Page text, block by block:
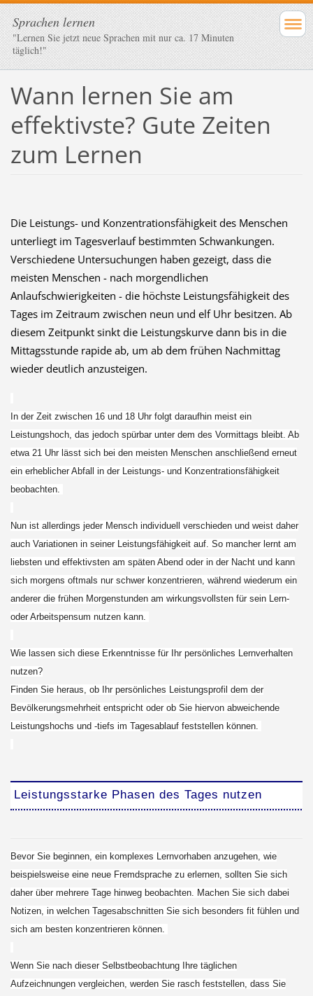
Sprachen lernen
"Lernen Sie jetzt neue Sprachen mit nur ca. 17 Minuten
täglich!"
Wann lernen Sie am
effektivste? Gute Zeiten
zum Lernen
Die Leistungs- und Konzentrationsfähigkeit des Menschen
unterliegt im Tagesverlauf bestimmten Schwankungen.
Verschiedene Untersuchungen haben gezeigt, dass die
meisten Menschen - nach morgendlichen
Anlaufschwierigkeiten - die höchste Leistungsfähigkeit des
Tages im Zeitraum zwischen neun und elf Uhr besitzen. Ab
diesem Zeitpunkt sinkt die Leistungskurve dann bis in die
Mittagsstunde rapide ab, um ab dem frühen Nachmittag
wieder deutlich anzusteigen.
In der Zeit zwischen 16 und 18 Uhr folgt daraufhin meist ein
Leistungshoch, das jedoch spürbar unter dem des Vormittags bleibt. Ab
etwa 21 Uhr lässt sich bei den meisten Menschen anschließend erneut
ein erheblicher Abfall in der Leistungs- und Konzentrationsfähigkeit
beobachten.
Nun ist allerdings jeder Mensch individuell verschieden und weist daher
auch Variationen in seiner Leistungsfähigkeit auf. So mancher lernt am
liebsten und effektivsten am späten Abend oder in der Nacht und kann
sich morgens oftmals nur schwer konzentrieren, während wiederum ein
anderer die frühen Morgenstunden am wirkungsvollsten für sein Lern-
oder Arbeitspensum nutzen kann.
Wie lassen sich diese Erkenntnisse für Ihr persönliches Lernverhalten
nutzen?
Finden Sie heraus, ob Ihr persönliches Leistungsprofil dem der
Bevölkerungsmehrheit entspricht oder ob Sie hiervon abweichende
Leistungshochs und -tiefs im Tagesablauf feststellen können.
Leistungsstarke Phasen des Tages nutzen
Bevor Sie beginnen, ein komplexes Lernvorhaben anzugehen, wie
beispielsweise eine neue Fremdsprache zu erlernen, sollten Sie sich
daher über mehrere Tage hinweg beobachten. Machen Sie sich dabei
Notizen, in welchen Tagesabschnitten Sie sich besonders fit fühlen und
sich am besten konzentrieren können.
Wenn Sie nach dieser Selbstbeobachtung Ihre täglichen
Aufzeichnungen vergleichen, werden Sie rasch feststellen, dass Sie